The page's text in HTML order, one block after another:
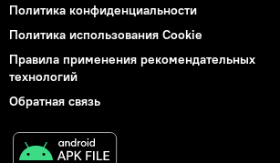
Политика конфиденциальности
Политика использования Cookie
Правила применения рекомендательных
технологий
Обратная связь